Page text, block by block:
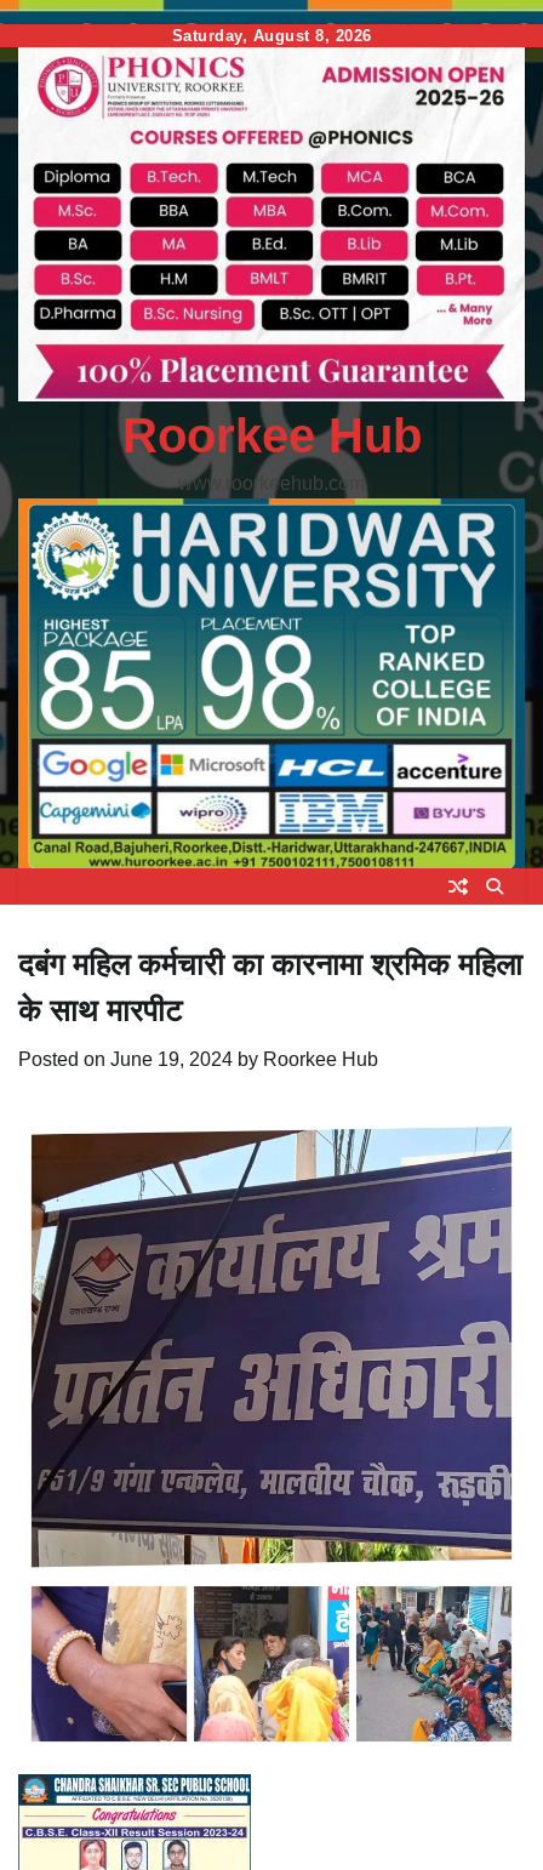
to
content
Saturday, August 8, 2026
Roorkee Hub
www.roorkeehub.com
दबंग महिल कर्मचारी का कारनामा श्रमिक महिला
के साथ मारपीट
Posted on June 19, 2024 by Roorkee Hub